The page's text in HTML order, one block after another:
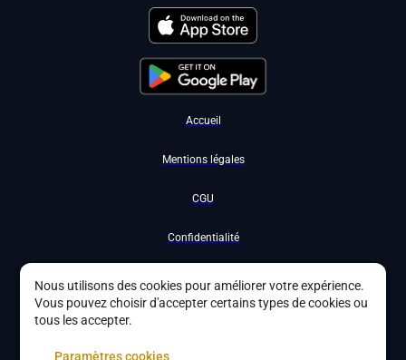
Accueil
Mentions légales
CGU
Confidentialité
Nous utilisons des cookies pour améliorer votre expérience.
Vous pouvez choisir d'accepter certains types de cookies ou
tous les accepter.
Paramètres cookies